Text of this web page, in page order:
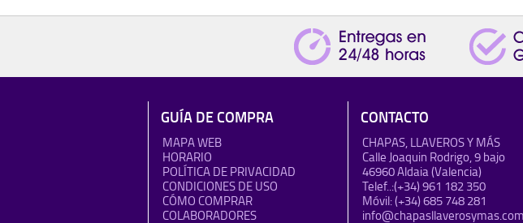
GUÍA DE COMPRA
MAPA WEB
HORARIO
POLÍTICA DE PRIVACIDAD
CONDICIONES DE USO
CÓMO COMPRAR
COLABORADORES
CONTACTO
CHAPAS, LLAVEROS Y MÁS
Calle Joaquin Rodrigo, 9 bajo
46960 Aldaia (Valencia)
Telef..:(+34) 961 182 350
Móvil:(+34) 685 748 281
info@chapasllaverosymas.com